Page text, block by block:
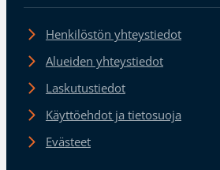
Henkilöstön yhteystiedot
Alueiden yhteystiedot
Laskutustiedot
Käyttöehdot ja tietosuoja
Evästeet